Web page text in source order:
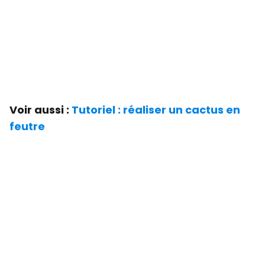
Voir aussi : Tutoriel : réaliser un cactus en
feutre